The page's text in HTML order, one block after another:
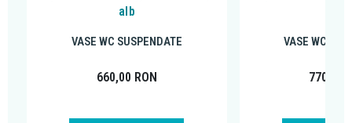
alb
VASE WC SUSPENDATE
660,00 RON
VASE WC
770,00